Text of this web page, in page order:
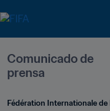
Comunicado de
prensa
Fédération Internationale